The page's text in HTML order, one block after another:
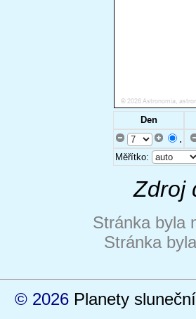
Den
.
Měřítko:
Zdroj
Stránka byla
Stránka
© 2026 Planety